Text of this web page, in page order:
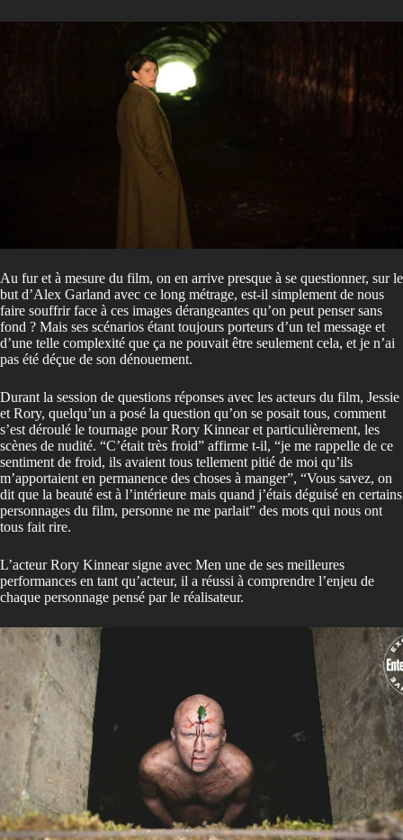
Au fur et à mesure du film, on en arrive presque à se questionner, sur le
but d’Alex Garland avec ce long métrage, est-il simplement de nous
faire souffrir face à ces images dérangeantes qu’on peut penser sans
fond ? Mais ses scénarios étant toujours porteurs d’un tel message et
d’une telle complexité que ça ne pouvait être seulement cela, et je n’ai
pas été déçue de son dénouement.
Durant la session de questions réponses avec les acteurs du film, Jessie
et Rory, quelqu’un a posé la question qu’on se posait tous, comment
s’est déroulé le tournage pour Rory Kinnear et particulièrement, les
scènes de nudité. “C’était très froid” affirme t-il, “je me rappelle de ce
sentiment de froid, ils avaient tous tellement pitié de moi qu’ils
m’apportaient en permanence des choses à manger”, “Vous savez, on
dit que la beauté est à l’intérieure mais quand j’étais déguisé en certains
personnages du film, personne ne me parlait” des mots qui nous ont
tous fait rire.
L’acteur Rory Kinnear signe avec Men une de ses meilleures
performances en tant qu’acteur, il a réussi à comprendre l’enjeu de
chaque personnage pensé par le réalisateur.